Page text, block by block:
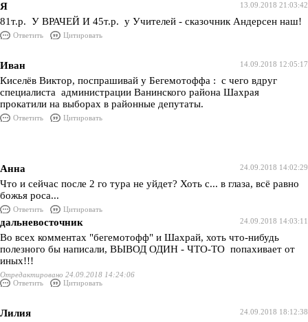
13.09.2018 21:03:42
Я
81т.р. У ВРАЧЕЙ И 45т.р. у Учителей - сказочник Андерсен наш!
Ответить Цитировать
14.09.2018 12:05:17
Иван
Киселёв Виктор, поспрашивай у Бегемотоффа : с чего вдруг
специалиста администрации Ванинского района Шахрая
прокатили на выборах в районные депутаты.
Ответить Цитировать
24.09.2018 14:02:29
Анна
Что и сейчас после 2 го тура не уйдет? Хоть с... в глаза, всё равно
божья роса...
Ответить
Цитировать
24.09.2018 14:03:11
дальневосточник
Во всех комментах "бегемотофф" и Шахрай, хоть что-нибудь
полезного бы написали, ВЫВОД ОДИН - ЧТО-ТО попахивает от
иных!!!
Отредактировано 24.09.2018 14:24:06
Ответить
Цитировать
24.09.2018 18:12:38
Лилия